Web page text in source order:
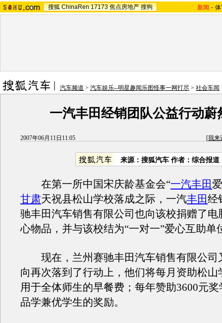
搜狐 ChinaRen 17173 焦点房地产 搜狗 新闻 -
汽车频道 > 汽车娱乐--明星趣闻乐图怪事一网打尽 > 社会车闻
一汽丰田经销团队公益行动蔚
2007年06月11日11:05 [我来
来源：搜狐汽车 作者：综合报道
在第一所中国宋庆龄基金会“一汽丰田
甘肃天祝县松山学校落成之际，一汽丰田经
驰丰田汽车销售有限公司也向该校捐赠了电
心物品，并与该校结为“一对一”爱心互助单
现在，兰州赛驰丰田汽车销售有限公司
向再次落到了行动上，他们将每月资助松山
用于全体师生的早餐费；每年赞助3600元
品学兼优学生的奖励。